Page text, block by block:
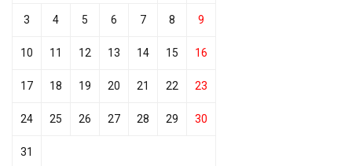
3 4 5 6 7 8 9
10 11 12 13 14 15 16
17 18 19 20 21 22 23
24 25 26 27 28 29 30
31